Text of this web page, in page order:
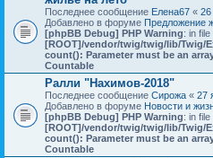
Последнее сообщение Елена67 « 26
Добавлено в форуме Предложение
[phpBB Debug] PHP Warning: in file
[ROOT]/vendor/twig/twig/lib/Twig/
count(): Parameter must be an
Countable
Ралли "Нахимов-2018"
Последнее сообщение Сирожа « 27
Добавлено в форуме Новости и
[phpBB Debug] PHP Warning: in file
[ROOT]/vendor/twig/twig/lib/Twig/
count(): Parameter must be an
Countable